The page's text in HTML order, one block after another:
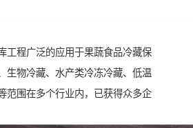
工程广泛的应用于果蔬食品冷藏保
生物冷藏、水产类冷冻冷藏、低温
范围在多个行业内，已获得众多企